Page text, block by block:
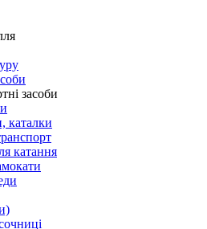
засоби
каталки
катання